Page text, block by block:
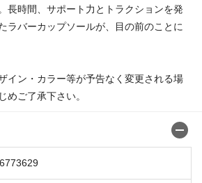
長時間、サポート力とトラクションを発
ラバーカップソールが、目の前のことに
イン・カラー等が予告なく変更される場
めご了承下さい。